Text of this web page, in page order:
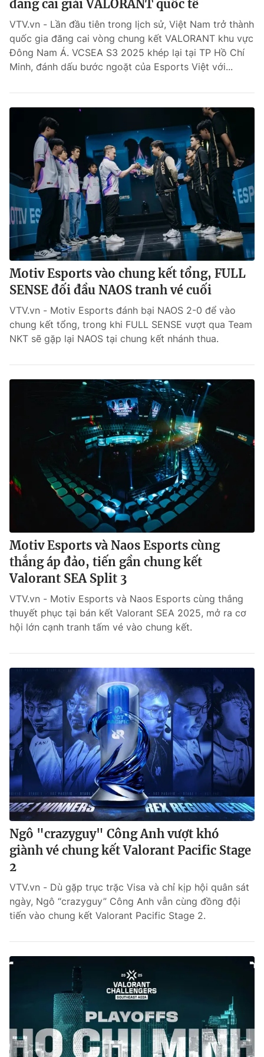
đăng cai giải VALORANT quốc tế
VTV.vn - Lần đầu tiên trong lịch sử, Việt Nam trở thành
quốc gia đăng cai vòng chung kết VALORANT khu vực
Đông Nam Á. VCSEA S3 2025 khép lại tại TP Hồ Chí
Minh, đánh dấu bước ngoặt của Esports Việt với...
Motiv Esports vào chung kết tổng, FULL
SENSE đối đầu NAOS tranh vé cuối
VTV.vn - Motiv Esports đánh bại NAOS 2-0 để vào
chung kết tổng, trong khi FULL SENSE vượt qua Team
NKT sẽ gặp lại NAOS tại chung kết nhánh thua.
Motiv Esports và Naos Esports cùng
thắng áp đảo, tiến gần chung kết
Valorant SEA Split 3
VTV.vn - Motiv Esports và Naos Esports cùng thắng
thuyết phục tại bán kết Valorant SEA 2025, mở ra cơ
hội lớn cạnh tranh tấm vé vào chung kết.
Ngô "crazyguy" Công Anh vượt khó
giành vé chung kết Valorant Pacific Stage
2
VTV.vn - Dù gặp trục trặc Visa và chỉ kịp hội quân sát
ngày, Ngô “crazyguy” Công Anh vẫn cùng đồng đội
tiến vào chung kết Valorant Pacific Stage 2.